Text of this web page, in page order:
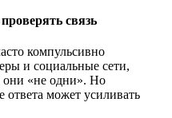
связь
компульсивно
и социальные сети,
они «не одни». Но
ответа может усиливать